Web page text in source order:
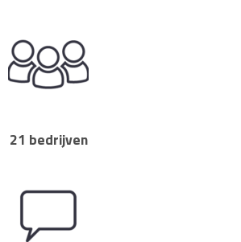
21 bedrijven